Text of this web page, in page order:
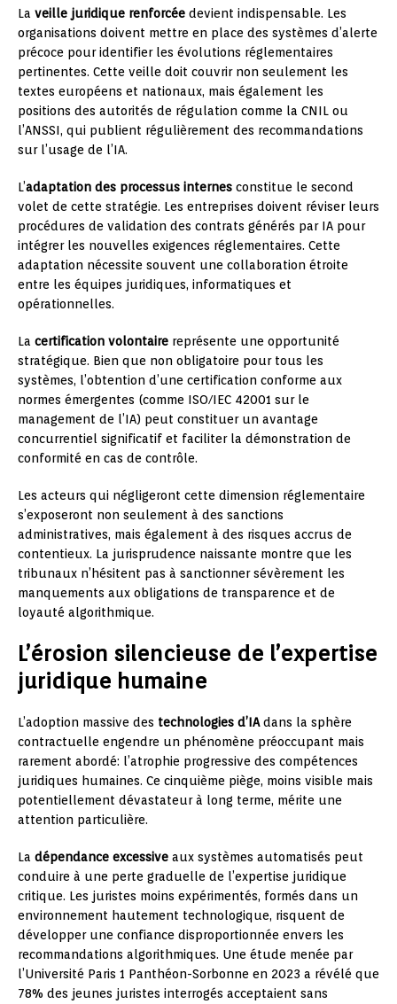
La veille juridique renforcée devient indispensable. Les
organisations doivent mettre en place des systèmes d’alerte
précoce pour identifier les évolutions réglementaires
pertinentes. Cette veille doit couvrir non seulement les
textes européens et nationaux, mais également les
positions des autorités de régulation comme la CNIL ou
l’ANSSI, qui publient régulièrement des recommandations
sur l’usage de l’IA.
L’adaptation des processus internes constitue le second
volet de cette stratégie. Les entreprises doivent réviser leurs
procédures de validation des contrats générés par IA pour
intégrer les nouvelles exigences réglementaires. Cette
adaptation nécessite souvent une collaboration étroite
entre les équipes juridiques, informatiques et
opérationnelles.
La certification volontaire représente une opportunité
stratégique. Bien que non obligatoire pour tous les
systèmes, l’obtention d’une certification conforme aux
normes émergentes (comme ISO/IEC 42001 sur le
management de l’IA) peut constituer un avantage
concurrentiel significatif et faciliter la démonstration de
conformité en cas de contrôle.
Les acteurs qui négligeront cette dimension réglementaire
s’exposeront non seulement à des sanctions
administratives, mais également à des risques accrus de
contentieux. La jurisprudence naissante montre que les
tribunaux n’hésitent pas à sanctionner sévèrement les
manquements aux obligations de transparence et de
loyauté algorithmique.
L’érosion silencieuse de l’expertise
juridique humaine
L’adoption massive des technologies d’IAdans la sphère
contractuelle engendre un phénomène préoccupant mais
rarement abordé: l’atrophie progressive des compétences
juridiques humaines. Ce cinquième piège, moins visible mais
potentiellement dévastateur à long terme, mérite une
attention particulière.
La dépendance excessive aux systèmes automatisés peut
conduire à une perte graduelle de l’expertise juridique
critique. Les juristes moins expérimentés, formés dans un
environnement hautement technologique, risquent de
développer une confiance disproportionnée envers les
recommandations algorithmiques. Une étude menée par
l’Université Paris 1 Panthéon-Sorbonne en 2023 a révélé que
78% des jeunes juristes interrogés acceptaient sans